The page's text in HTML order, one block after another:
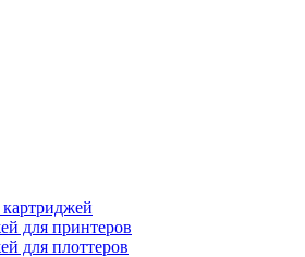
для принтеров
для плоттеров